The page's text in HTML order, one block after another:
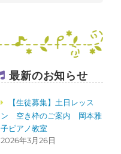
最新のお知らせ
【生徒募集】土日レッス
ン 空き枠のご案内 岡本雅
子ピアノ教室
2026年3月26日